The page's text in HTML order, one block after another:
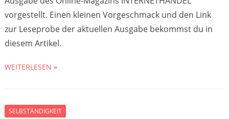
vorgestellt. Einen kleinen Vorgeschmack und den Link
zur Leseprobe der aktuellen Ausgabe bekommst du in
diesem Artikel.
WEITERLESEN »
SELBSTÄNDIGKEIT